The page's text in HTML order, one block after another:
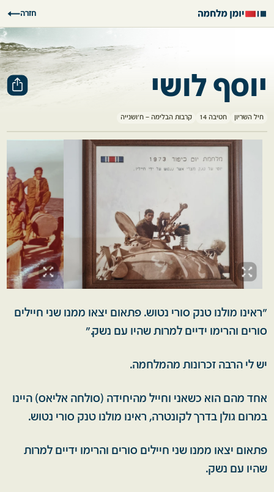
חזרה
יוסף לושי
חיל השריון חטיבה 14 קרבות הבלימה – ח'ושנייה
"ראינו מולנו טנק סורי נטוש. פתאום יצאו ממנו שני חיילים
סורים והרימו ידיים למרות שהיו עם נשק."
יש לי הרבה זכרונות מהמלחמה.
אחד מהם הוא כשאני וחייל מהיחידה (סולחה אליאס) היינו
במרום גולן בדרך לקונטרה, ראינו מולנו טנק סורי נטוש.
פתאום יצאו ממנו שני חיילים סורים והרימו ידיים למרות
שהיו עם נשק.